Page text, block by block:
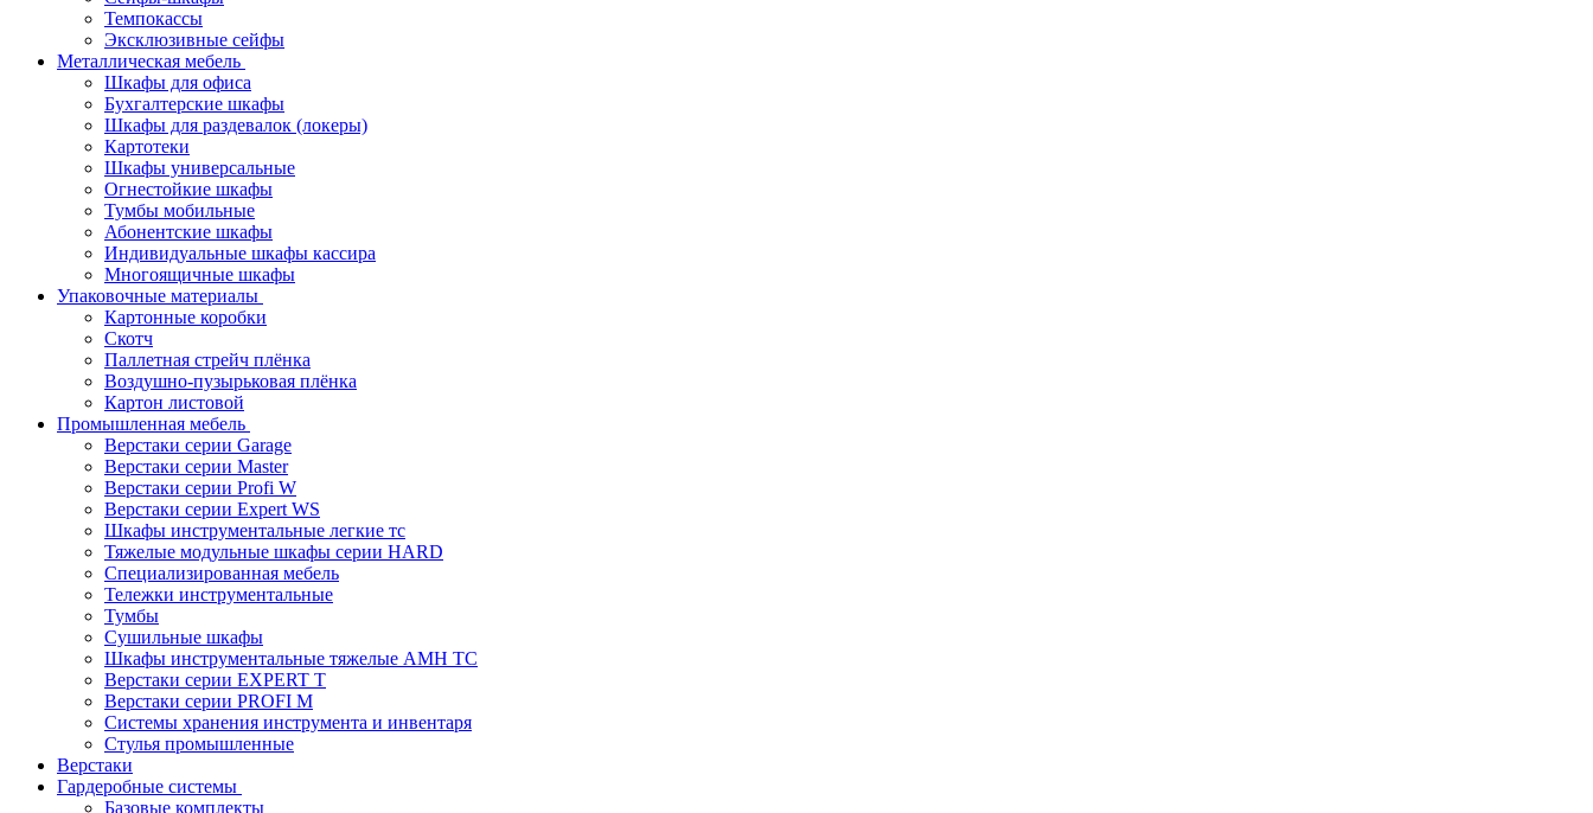
Темпокассы
Эксклюзивные сейфы
Металлическая мебель
Шкафы для офиса
Бухгалтерские шкафы
Шкафы для раздевалок (локеры)
Картотеки
Шкафы универсальные
Огнестойкие шкафы
Тумбы мобильные
Абонентские шкафы
Индивидуальные шкафы кассира
Многоящичные шкафы
Упаковочные материалы
Картонные коробки
Скотч
Паллетная стрейч плёнка
Воздушно-пузырьковая плёнка
Картон листовой
Промышленная мебель
Верстаки серии Garage
Верстаки серии Master
Верстаки серии Profi W
Верстаки серии Expert WS
Шкафы инструментальные легкие тс
Тяжелые модульные шкафы серии HARD
Cпециализированная мебель
Тележки инструментальные
Тумбы
Cушильные шкафы
Шкафы инструментальные тяжелые AMH TC
Верстаки серии EXPERT T
Верстаки серии PROFI M
Системы хранения инструмента и инвентаря
Стулья промышленные
Верстаки
Гардеробные системы
Базовые комплекты